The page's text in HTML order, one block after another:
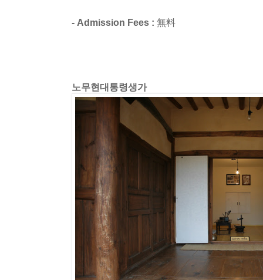
- Admission Fees : 無料
노무현대통령생가